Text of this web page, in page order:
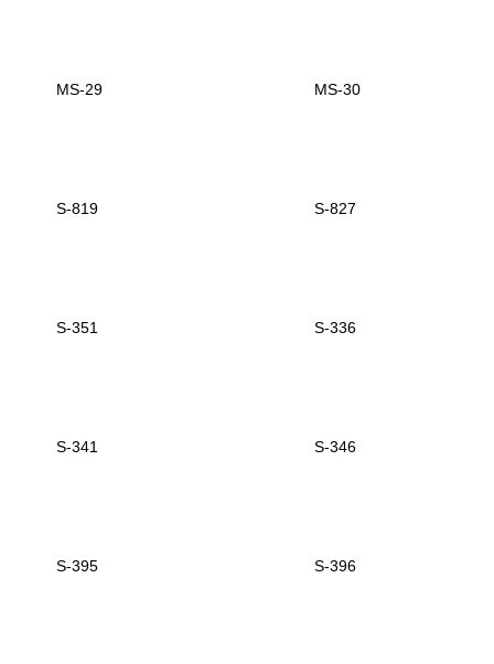
MS-29 MS-30
S-819 S-827
S-351 S-336
S-341 S-346
S-395 S-396